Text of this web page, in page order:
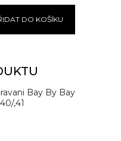
DO KOŠÍKU
Bay By Bay
,41